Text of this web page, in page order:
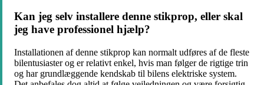
Kan jeg selv installere denne stikprop, eller skal
jeg have professionel hjælp?
Installationen af denne stikprop kan normalt udføres af de fleste
bilentusiaster og er relativt enkel, hvis man følger de rigtige trin
og har grundlæggende kendskab til bilens elektriske system.